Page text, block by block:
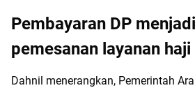
Pembayaran DP
pemesanan layanan haji
Dahnil menerangkan, Pemerintah